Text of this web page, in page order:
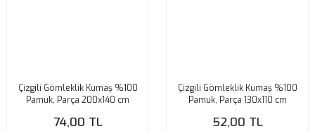
Çizgili Gömleklik Kumaş %100
Pamuk, Parça 200x140 cm
74,00 TL
Çizgili Gömleklik Kumaş %100
Pamuk, Parça 130x110 cm
52,00 TL